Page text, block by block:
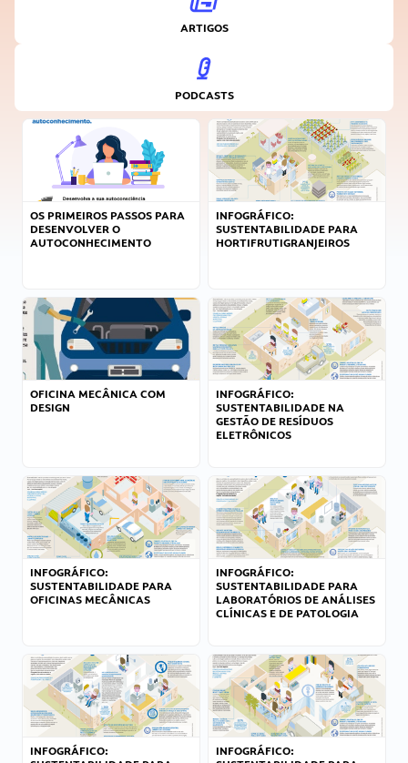
ARTIGOS
PODCASTS
OS PRIMEIROS PASSOS PARA
DESENVOLVER O
AUTOCONHECIMENTO
INFOGRÁFICO:
SUSTENTABILIDADE PARA
HORTIFRUTIGRANJEIROS
OFICINA MECÂNICA COM
DESIGN
INFOGRÁFICO:
SUSTENTABILIDADE NA
GESTÃO DE RESÍDUOS
ELETRÔNICOS
INFOGRÁFICO:
SUSTENTABILIDADE PARA
OFICINAS MECÂNICAS
INFOGRÁFICO:
SUSTENTABILIDADE PARA
LABORATÓRIOS DE ANÁLISES
CLÍNICAS E DE PATOLOGIA
INFOGRÁFICO:
INFOGRÁFICO: